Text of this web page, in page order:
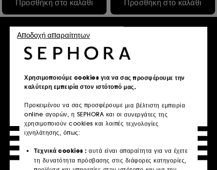
Προσθήκη στο καλάθι Προσθήκη στο καλάθι
VALENTINO
BIR Donna
Λάμψη
€ 49,95
€ 39,96 100ml
LANCASTER
Sun Beauty Body Dry Oil
SPF30
€ 49,95
€ 33,30
Χρησιμοποιούμε cookies για να σας προσφέρουμε την
καλύτερη εμπειρία στον ιστότοπό μας.
Προκειμένου να σας προσφέρουμε μια βέλτιστη εμπειρία
online αγορών, η SEPHORA και οι συνεργάτες της
χρησιμοποιούν cookies και λοιπές τεχνολογίες
ιχνηλάτησης, όπως:
Τεχνικά cookies : αυτά είναι απαραίτητα για να έχετε
τη δυνατότητα πρόσβασης στις διάφορες κατηγορίες,
Αποδοχή απαραίτητων